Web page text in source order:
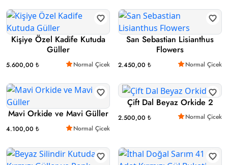
Kişiye Özel Kadife Kutuda
Güller
5.600,00 ₺ Normal Çicek
San Sebastian Lisianthus
Flowers
2.450,00 ₺ Normal Çicek
Mavi Orkide ve Mavi Güller
4.100,00 ₺ Normal Çicek
Çift Dal Beyaz Orkide 2
2.500,00 ₺ Normal Çicek